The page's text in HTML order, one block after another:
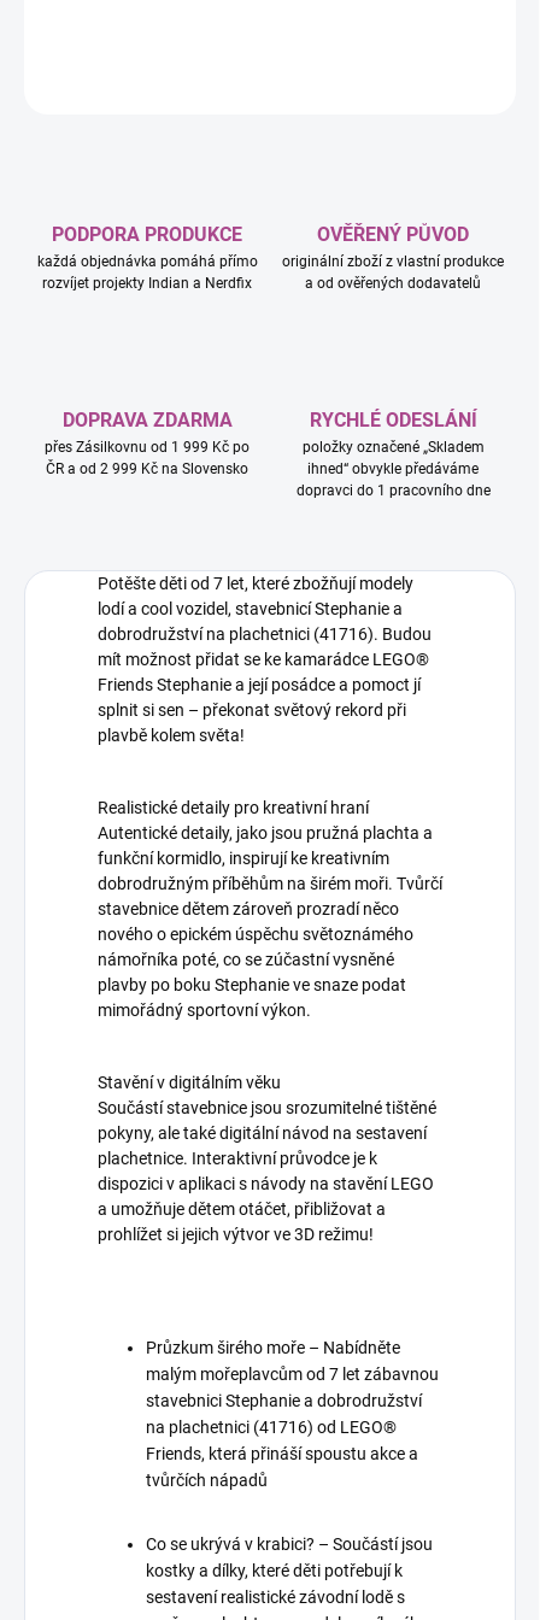
PODPORA PRODUKCE
každá objednávka pomáhá přímo
rozvíjet projekty Indian a Nerdfix
OVĚŘENÝ PŮVOD
originální zboží z vlastní produkce
a od ověřených dodavatelů
DOPRAVA ZDARMA
přes Zásilkovnu od 1 999 Kč po
ČR a od 2 999 Kč na Slovensko
RYCHLÉ ODESLÁNÍ
položky označené „Skladem
ihned“ obvykle předáváme
dopravci do 1 pracovního dne
Potěšte děti od 7 let, které zbožňují modely
lodí a cool vozidel, stavebnicí Stephanie a
dobrodružství na plachetnici (41716). Budou
mít možnost přidat se ke kamarádce LEGO®
Friends Stephanie a její posádce a pomoct jí
splnit si sen – překonat světový rekord při
plavbě kolem světa!
Realistické detaily pro kreativní hraní
Autentické detaily, jako jsou pružná plachta a
funkční kormidlo, inspirují ke kreativním
dobrodružným příběhům na širém moři. Tvůrčí
stavebnice dětem zároveň prozradí něco
nového o epickém úspěchu světoznámého
námořníka poté, co se zúčastní vysněné
plavby po boku Stephanie ve snaze podat
mimořádný sportovní výkon.
Stavění v digitálním věku
Součástí stavebnice jsou srozumitelné tištěné
pokyny, ale také digitální návod na sestavení
plachetnice. Interaktivní průvodce je k
dispozici v aplikaci s návody na stavění LEGO
a umožňuje dětem otáčet, přibližovat a
prohlížet si jejich výtvor ve 3D režimu!
Průzkum širého moře – Nabídněte
malým mořeplavcům od 7 let zábavnou
stavebnici Stephanie a dobrodružství
na plachetnici (41716) od LEGO®
Friends, která přináší spoustu akce a
tvůrčích nápadů
Co se ukrývá v krabici? – Součástí jsou
kostky a dílky, které děti potřebují k
sestavení realistické závodní lodě s